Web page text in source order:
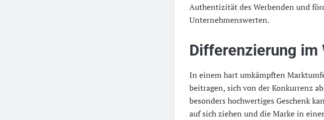
Authentizität des Werbenden und
Unternehmenswerten.
Differenzierung im
In einem hart umkämpften
beitragen, sich von der Konkurrenz
besonders hochwertiges Geschenk
auf sich ziehen und die Marke in